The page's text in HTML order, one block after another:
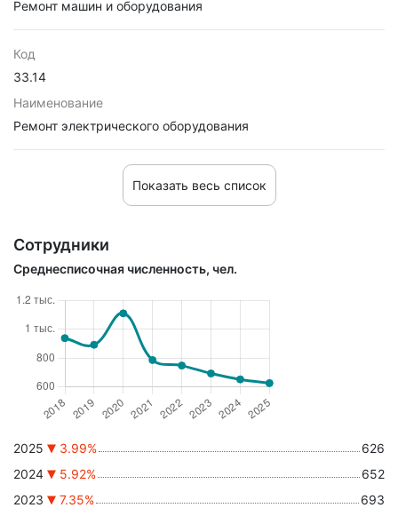
Ремонт машин и оборудования
Код
33.14
Наименование
Ремонт электрического оборудования
Показать весь список
Сотрудники
Среднесписочная численность, чел.
2025 3.99%
626
2024
5.92%
652
2023
7.35%
693